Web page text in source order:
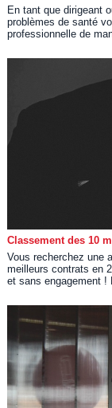
En tant que dirigeant
problèmes de santé
professionnelle de
Classement des 10
Vous recherchez une
meilleurs contrats en
et sans engagement !